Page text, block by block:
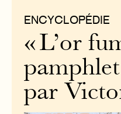
ENCYCLOPÉDIE
« L’or
par